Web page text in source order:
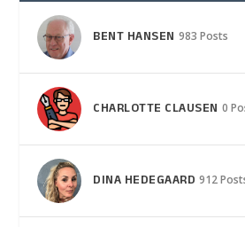
BENT HANSEN 983 Posts
CHARLOTTE CLAUSEN 0
DINA HEDEGAARD 912